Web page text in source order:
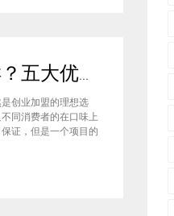
安妮公主冰激凌加盟店怎么样？五大优势让你轻松收获理想事业
创业加盟的理想选
同消费者的在口味上
证，但是一个项目的
能力，所以才给到了